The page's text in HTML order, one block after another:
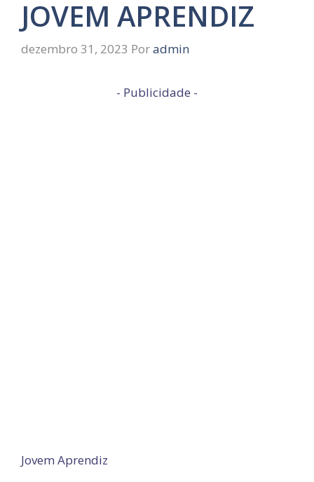
JOVEM APRENDIZ
dezembro 31, 2023 Poradmin
- Publicidade -
Jovem Aprendiz